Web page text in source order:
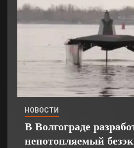
НОВОСТИ
В Волгограде
непотопляемый